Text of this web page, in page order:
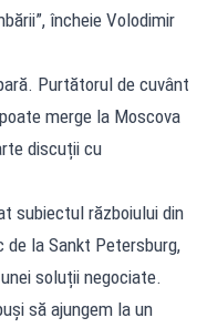
încheie Volodimir
Purtătorul de cuvânt
merge la Moscova
discuții cu
subiectul războiului din
de la Sankt Petersburg,
soluții negociate.
să ajungem la un